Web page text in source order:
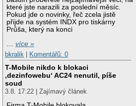
které jste narazili za poslední měsíc.
Pokud jde o novinky, řeč zcela jistě
přijde na systém INDX pro tiskárny
Průša, který na konci
…více »
bkralik
Komentářů: 0
T-Mobile nikdo k blokaci
‚dezinfowebu‘ AC24 nenutil, píše
soud
3.8. 17:22 | Zajímavý článek